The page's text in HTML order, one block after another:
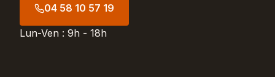
04 58 10 57 19
Lun-Ven : 9h - 18h